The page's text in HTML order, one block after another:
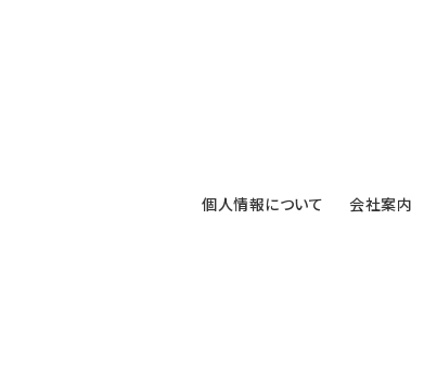
個人情報について 会社案内